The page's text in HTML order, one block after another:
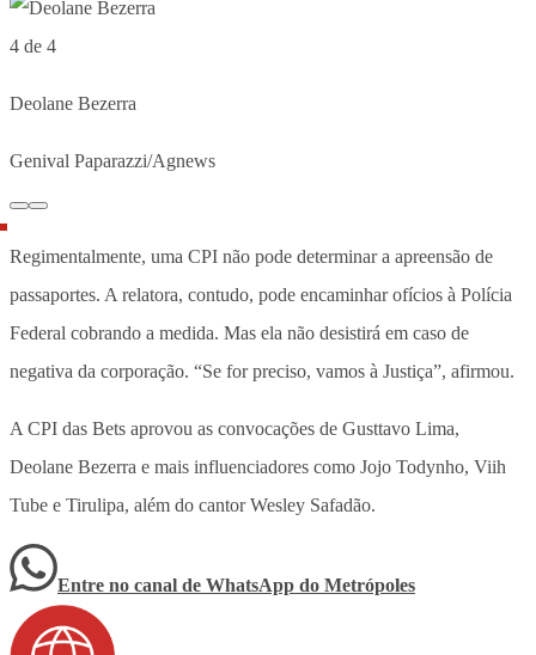
4 de 4
Deolane Bezerra
Genival Paparazzi/Agnews
Regimentalmente, uma CPI não pode determinar a apreensão de
passaportes. A relatora, contudo, pode encaminhar ofícios à Polícia
Federal cobrando a medida. Mas ela não desistirá em caso de
negativa da corporação. “Se for preciso, vamos à Justiça”, afirmou.
A CPI das Bets aprovou as convocações de Gusttavo Lima,
Deolane Bezerra e mais influenciadores como Jojo Todynho, Viih
Tube e Tirulipa, além do cantor Wesley Safadão.
Entre no canal de WhatsApp do Metrópoles